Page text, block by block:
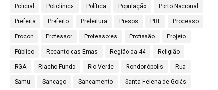
Policial Policlínica Política População Porto Nacional
Prefeita Prefeito Prefeitura Presos PRF Processo
Procon Professor Professores Profissão Projeto
Público Recanto das Emas Região da 44 Religião
RGA Riacho Fundo Rio Verde Rondonópolis Rua
Samu Saneago Saneamento Santa Helena de Goiás